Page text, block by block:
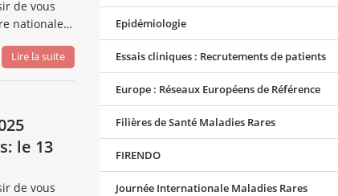
de vous
nationale…
Lire la suite
le 13
de vous
Epidémiologie
Essais cliniques : Recrutements de patients
Europe : Réseaux Européens de Référence
Filières de Santé Maladies Rares
FIRENDO
Journée Internationale Maladies Rares